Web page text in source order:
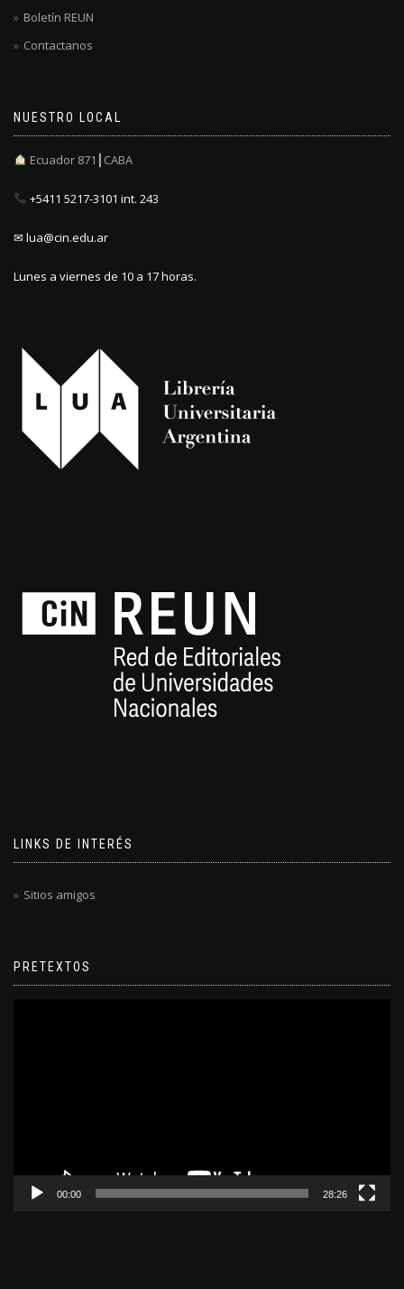
Boletín REUN
Contactanos
NUESTRO LOCAL
Ecuador 871┃CABA
+5411 5217-3101 int. 243
✉ lua@cin.edu.ar
Lunes a viernes de 10 a 17 horas.
LINKS DE INTERÉS
Sitios amigos
PRETEXTOS
00:00 28:26